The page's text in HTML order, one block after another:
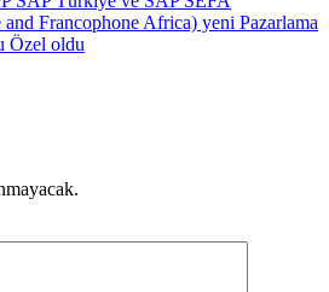
Francophone Africa) yeni Pazarlama
Özel oldu